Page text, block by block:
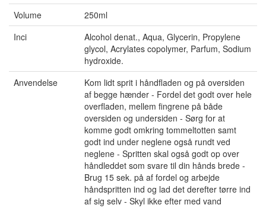
Volume
250ml
Inci
Alcohol denat., Aqua, Glycerin, Propylene
glycol, Acrylates copolymer, Parfum, Sodium
hydroxide.
Anvendelse
Kom lidt sprit i håndfladen og på oversiden
af begge hænder - Fordel det godt over hele
overfladen, mellem fingrene på både
oversiden og undersiden - Sørg for at
komme godt omkring tommeltotten samt
godt ind under neglene også rundt ved
neglene - Spritten skal også godt op over
håndleddet som svare til din hånds brede -
Brug 15 sek. på af fordel og arbejde
håndspritten ind og lad det derefter tørre ind
af sig selv - Skyl ikke efter med vand